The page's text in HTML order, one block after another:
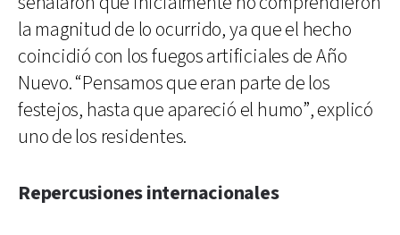
la magnitud de lo ocurrido, ya que el hecho
coincidió con los fuegos artificiales de Año
Nuevo. “Pensamos que eran parte de los
festejos, hasta que apareció el humo”, explicó
uno de los residentes.
Repercusiones internacionales